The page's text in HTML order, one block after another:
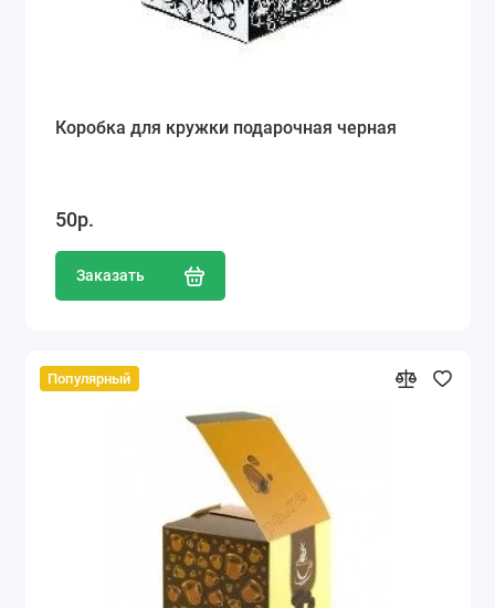
Коробка для кружки подарочная черная
50р.
Заказать
Популярный